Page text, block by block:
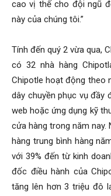
cao vị thế cho đội ngũ
này của chúng tôi.”
Tính đến quý 2 vừa qua,
có 32 nhà hàng
Chipotle hoạt động theo
dây chuyền phục vụ
web hoặc ứng dụng kỹ
cửa hàng trong năm
hàng trung bình hàng
với 39% đến từ kinh
đốc điều hành của
tăng lên hơn 3 triệu đô